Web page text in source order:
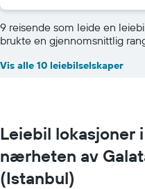
9 reisende som leide en
brukte en gjennomsnittlig
Vis alle 10 leiebilselskaper
Leiebil lokasjoner
nærheten av
(Istanbul)